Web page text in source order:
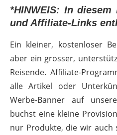
*HINWEIS: In
und Affiliate-Links
Ein kleiner, kostenloser
aber ein grosser,
Reisende. Affiliate-
alle Artikel oder
Werbe-Banner auf
buchst eine kleine
nur Produkte, die wir auch